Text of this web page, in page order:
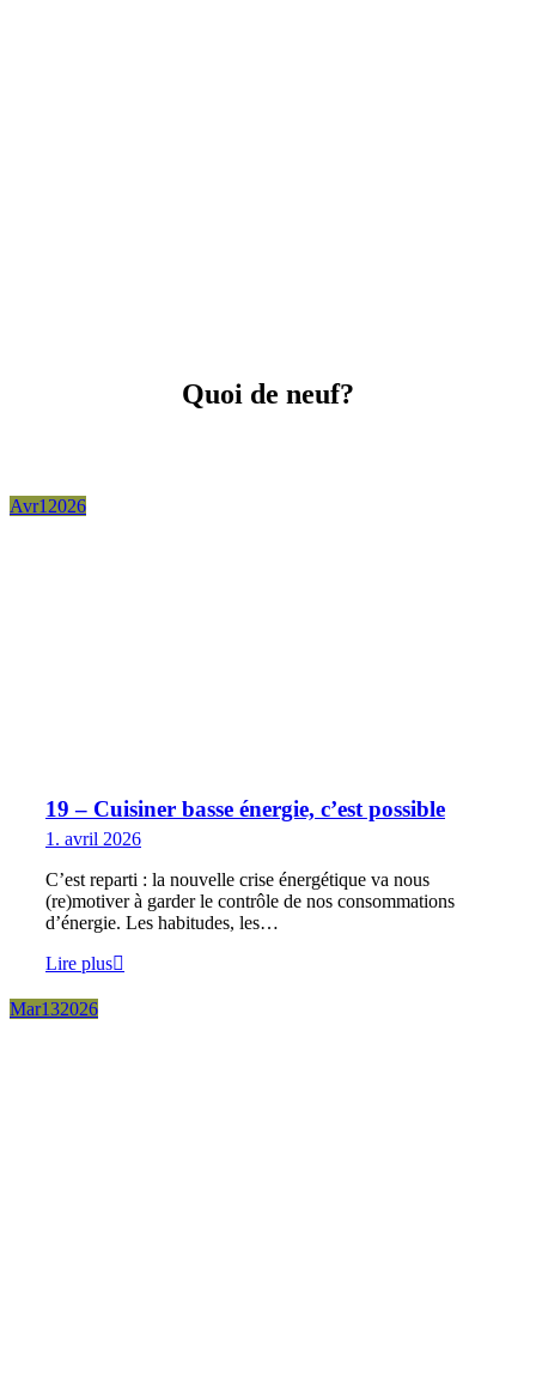
Quoi de neuf?
Avr1 2026
19 – Cuisiner basse énergie, c’est possible
1. avril 2026
C’est reparti : la nouvelle crise énergétique va nous
(re)motiver à garder le contrôle de nos consommations
d’énergie. Les habitudes, les…
Lire plus
Mar132026